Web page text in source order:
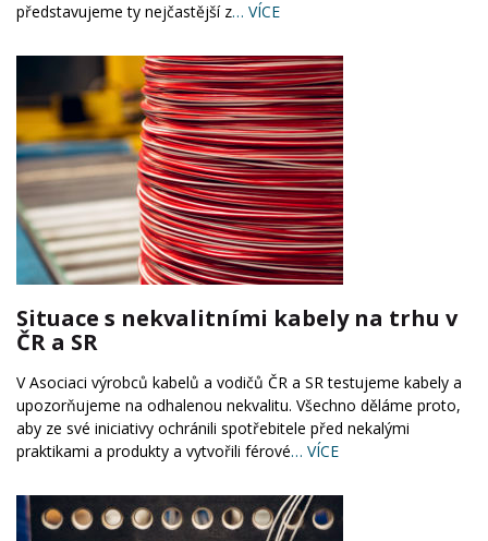
představujeme ty nejčastější z… VÍCE
Situace s nekvalitními kabely na trhu v
ČR a SR
V Asociaci výrobců kabelů a vodičů ČR a SR testujeme kabely a
upozorňujeme na odhalenou nekvalitu. Všechno děláme proto,
aby ze své iniciativy ochránili spotřebitele před nekalými
praktikami a produkty a vytvořili férové… VÍCE